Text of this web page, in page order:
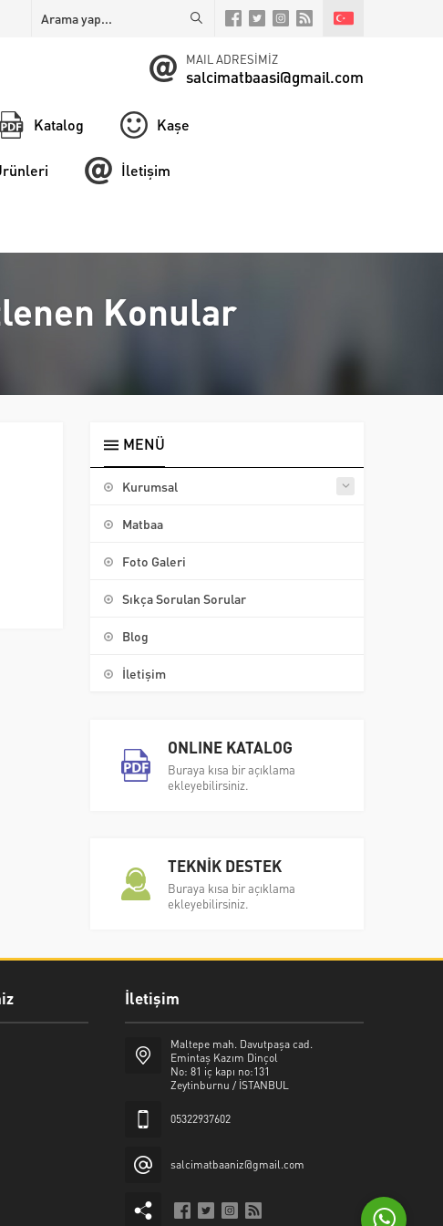
MAIL ADRESİMİZ
salcimatbaasi@gmail.com
Katalog Kaşe
İletişim
Konular
MENÜ
Kurumsal
Matbaa
Foto Galeri
Sıkça Sorulan Sorular
Blog
İletişim
ONLINE KATALOG
Buraya kısa bir açıklama
ekleyebilirsiniz.
TEKNİK DESTEK
Buraya kısa bir açıklama
ekleyebilirsiniz.
İletişim
Maltepe mah. Davutpaşa cad.
Emintaş Kazım Dinçol
No: 81 iç kapı no:131
Zeytinburnu / İSTANBUL
05322937602
salcimatbaaniz@gmail.com